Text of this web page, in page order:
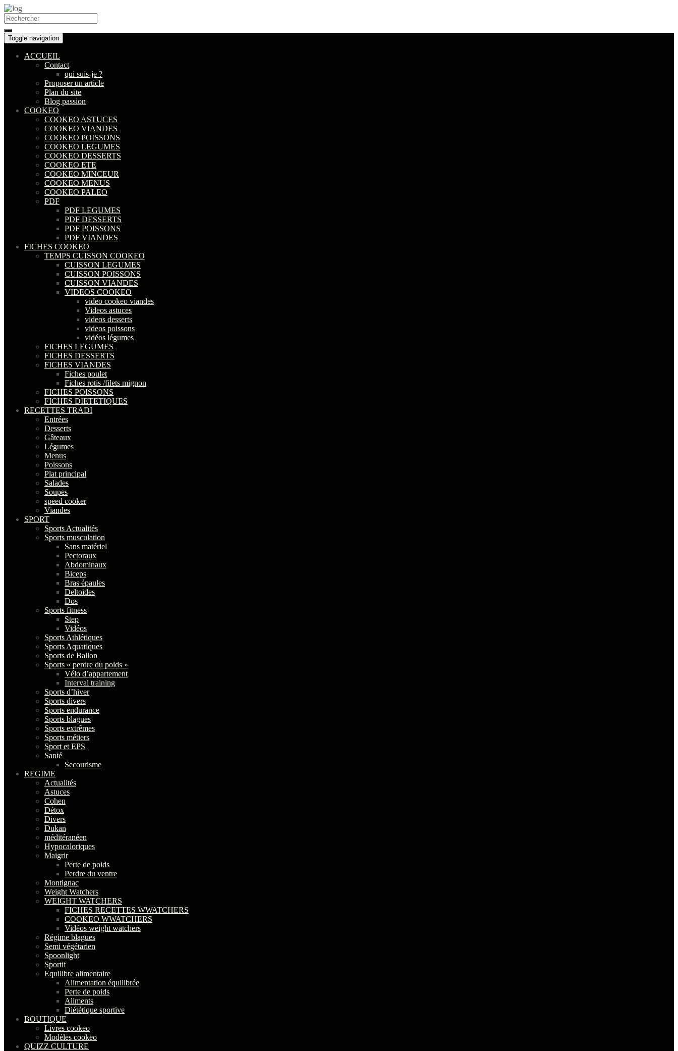
Search
for:
Toggle navigation
ACCUEIL
Contact
qui suis-je ?
Proposer un article
Plan du site
Blog passion
COOKEO
COOKEO ASTUCES
COOKEO VIANDES
COOKEO POISSONS
COOKEO LEGUMES
COOKEO DESSERTS
COOKEO ETE
COOKEO MINCEUR
COOKEO MENUS
COOKEO PALEO
PDF
PDF LEGUMES
PDF DESSERTS
PDF POISSONS
PDF VIANDES
FICHES COOKEO
TEMPS CUISSON COOKEO
CUISSON LEGUMES
CUISSON POISSONS
CUISSON VIANDES
VIDEOS COOKEO
video cookeo viandes
Videos astuces
videos desserts
videos poissons
vidéos légumes
FICHES LEGUMES
FICHES DESSERTS
FICHES VIANDES
Fiches poulet
Fiches rotis /filets mignon
FICHES POISSONS
FICHES DIETETIQUES
RECETTES TRADI
Entrées
Desserts
Gâteaux
Légumes
Menus
Poissons
Plat principal
Salades
Soupes
speed cooker
Viandes
SPORT
Sports Actualités
Sports musculation
Sans matériel
Pectoraux
Abdominaux
Biceps
Bras épaules
Deltoides
Dos
Sports fitness
Step
Vidéos
Sports Athlétiques
Sports Aquatiques
Sports de Ballon
Sports « perdre du poids »
Vélo d’appartement
Interval training
Sports d’hiver
Sports divers
Sports endurance
Sports blagues
Sports extrêmes
Sports métiers
Sport et EPS
Santé
Secourisme
REGIME
Actualités
Astuces
Cohen
Détox
Divers
Dukan
méditéranéen
Hypocaloriques
Maigrir
Perte de poids
Perdre du ventre
Montignac
Weight Watchers
WEIGHT WATCHERS
FICHES RECETTES WWATCHERS
COOKEO WWATCHERS
Vidéos weight watchers
Régime blagues
Semi végétarien
Spoonlight
Sportif
Equilibre alimentaire
Alimentation équilibrée
Perte de poids
Aliments
Diététique sportive
BOUTIQUE
Livres cookeo
Modèles cookeo
QUIZZ CULTURE